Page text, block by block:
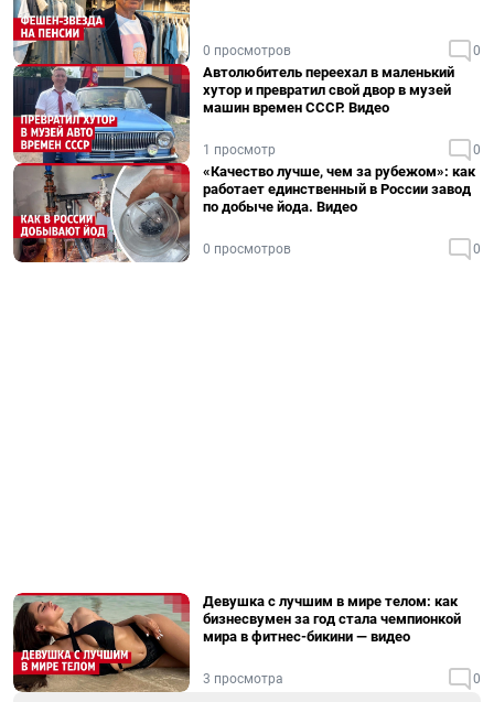
0 просмотров 0
Автолюбитель переехал в маленький
хутор и превратил свой двор в музей
машин времен СССР. Видео
1 просмотр 0
«Качество лучше, чем за рубежом»: как
работает единственный в России завод
по добыче йода. Видео
0 просмотров 0
Девушка с лучшим в мире телом: как
бизнесвумен за год стала чемпионкой
мира в фитнес-бикини — видео
3 просмотра 0